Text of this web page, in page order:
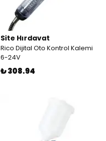
Site Hırdavat
Rico Dijital Oto Kontrol Kalemi
6-24V
₺ 308.94